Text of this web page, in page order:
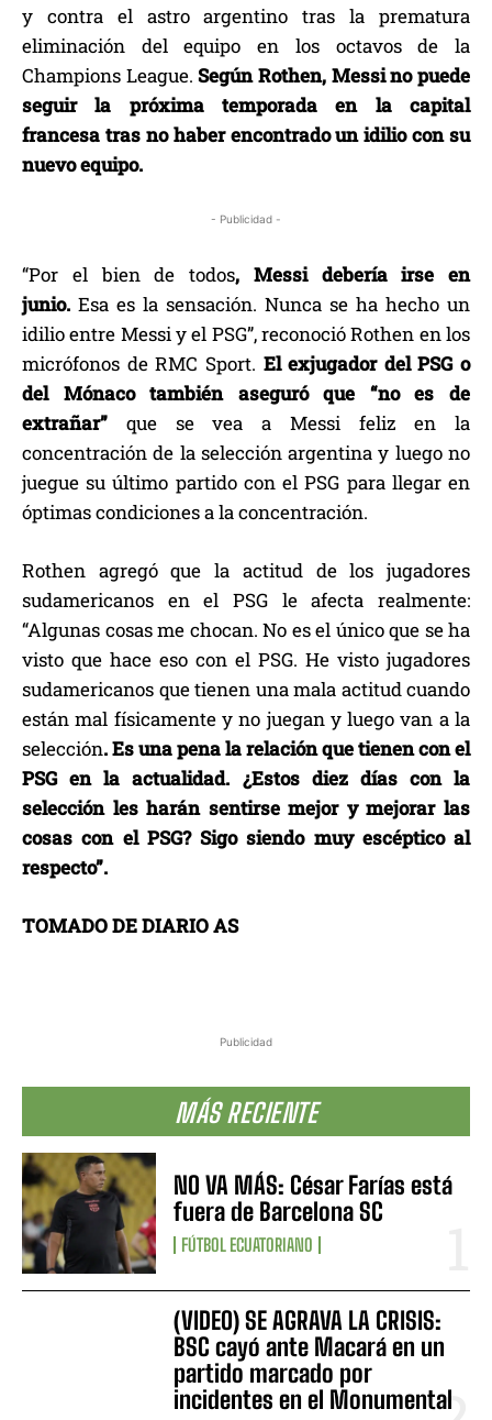
Publicidad
MÁS RECIENTE
NO VA MÁS: César Farías está
fuera de Barcelona SC
FÚTBOL ECUATORIANO
(VIDEO) SE AGRAVA LA CRISIS:
BSC cayó ante Macará en un
partido marcado por
incidentes en el Monumental
y contra el astro argentino tras la prematura
eliminación del equipo en los octavos de la
Champions League.Según Rothen, Messi no puede
seguir la próxima temporada en la capital
francesa tras no haber encontrado un idilio con su
nuevo equipo.
- Publicidad -
“Por el bien de todos, Messi debería irse en
junio. Esa es la sensación. Nunca se ha hecho un
idilio entre Messi y el PSG”, reconoció Rothen en los
micrófonos de RMC Sport. El exjugador del PSG o
del Mónaco también aseguró que “no es de
extrañar” que se vea a Messi feliz en la
concentración de la selección argentina y luego no
juegue su último partido con el PSG para llegar en
óptimas condiciones a la concentración.
Rothen agregó que la actitud de los jugadores
sudamericanos en el PSG le afecta realmente:
“Algunas cosas me chocan. No es el único que se ha
visto que hace eso con el PSG. He visto jugadores
sudamericanos que tienen una mala actitud cuando
están mal físicamente y no juegan y luego van a la
selección. Es una pena la relación que tienen con el
PSG en la actualidad. ¿Estos diez días con la
selección les harán sentirse mejor y mejorar las
cosas con el PSG? Sigo siendo muy escéptico al
respecto”.
TOMADO DE DIARIO AS